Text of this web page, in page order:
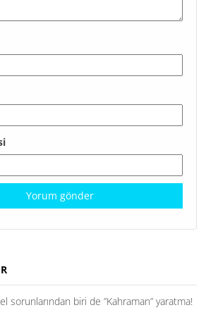
sorunlarından biri de ”Kahraman” yaratma!